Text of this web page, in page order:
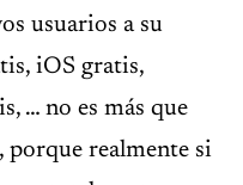
usuarios a su
iOS gratis,
… no es más que
realmente si